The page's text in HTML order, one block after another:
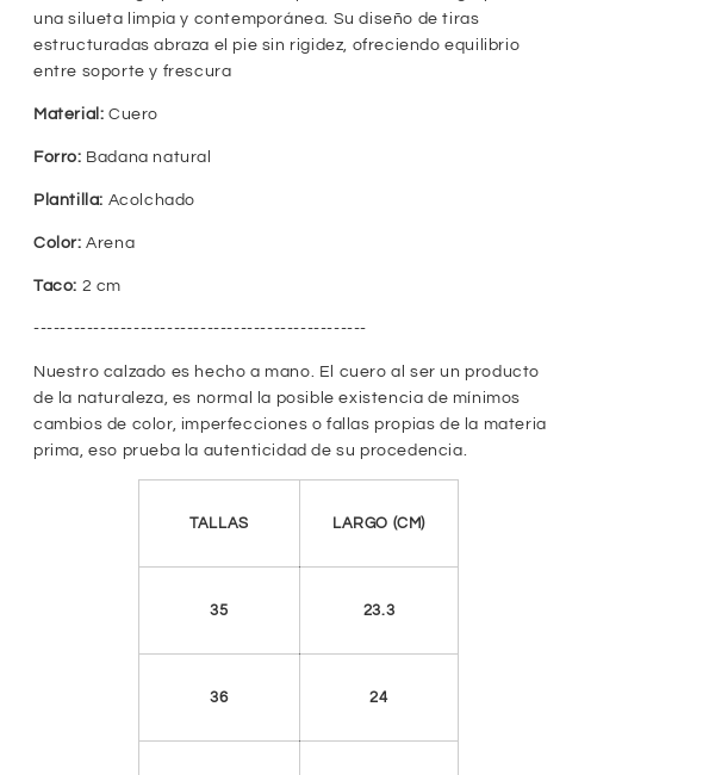
una silueta limpia y contemporánea. Su diseño de tiras
estructuradas abraza el pie sin rigidez, ofreciendo equilibrio
entre soporte y frescura
Material: Cuero
Forro: Badana natural
Plantilla: Acolchado
Color: Arena
Taco: 2 cm
--------------------------------------------------
Nuestro calzado es hecho a mano. El cuero al ser un producto
de la naturaleza, es normal la posible existencia de mínimos
cambios de color, imperfecciones o fallas propias de la materia
prima, eso prueba la autenticidad de su procedencia.
TALLAS LARGO (CM)
35 23.3
36 24